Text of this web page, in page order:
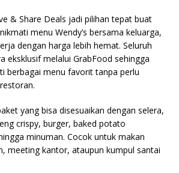
& Share Deals jadi pilihan tepat buat
menu Wendy’s bersama keluarga,
dengan harga lebih hemat. Seluruh
eksklusif melalui GrabFood sehingga
berbagai menu favorit tanpa perlu
yang bisa disesuaikan dengan selera,
crispy, burger, baked potato
minuman. Cocok untuk makan
meeting kantor, ataupun kumpul santai